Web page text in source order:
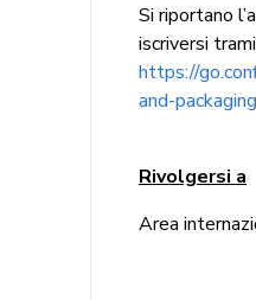
Si riportano
iscriversi
https://
and-
Rivolgersi a
Area